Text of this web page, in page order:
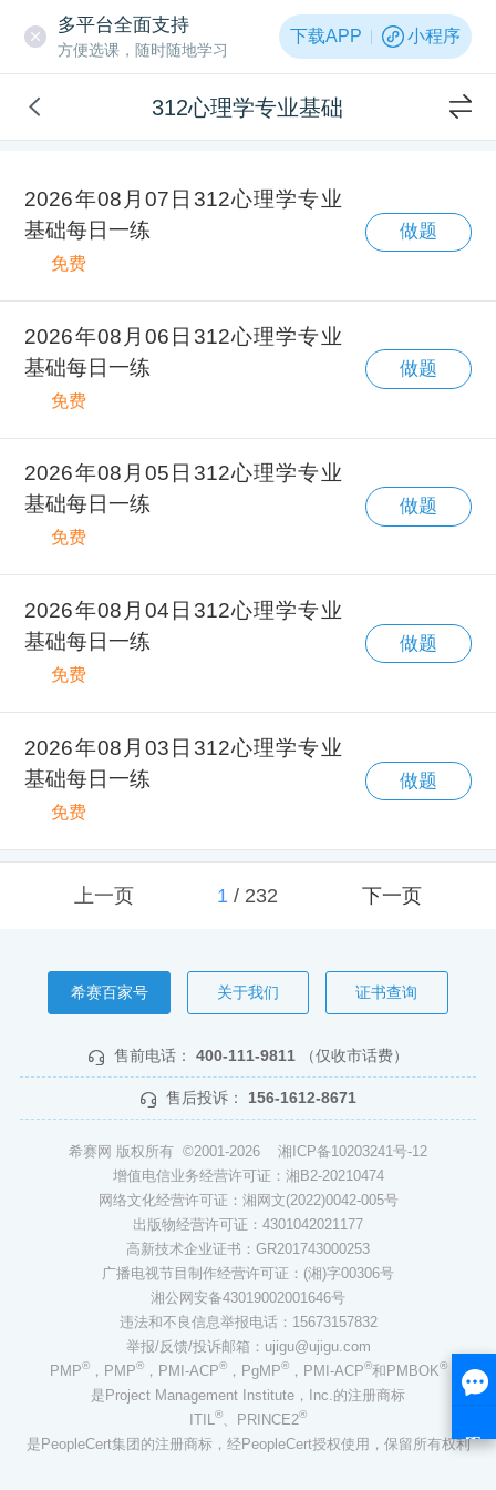
多平台全面支持
方便选课，随时随地学习
下载APP 小程序
312心理学专业基础
2026年08月07日312心理学专业
基础每日一练
免费
做题
2026年08月06日312心理学专业
基础每日一练
免费
做题
2026年08月05日312心理学专业
基础每日一练
免费
做题
2026年08月04日312心理学专业
基础每日一练
免费
做题
2026年08月03日312心理学专业
基础每日一练
免费
做题
上一页 1/ 232 下一页
希赛百家号 关于我们 证书查询
售前电话： 400-111-9811 （仅收市话费）
售后投诉： 156-1612-8671
希赛网 版权所有 ©2001-2026 湘ICP备10203241号-12
增值电信业务经营许可证：湘B2-20210474
网络文化经营许可证：湘网文(2022)0042-005号
出版物经营许可证：4301042021177
高新技术企业证书：GR201743000253
广播电视节目制作经营许可证：(湘)字00306号
湘公网安备43019002001646号
违法和不良信息举报电话：15673157832
举报/反馈/投诉邮箱：ujigu@ujigu.com
PMP®，PMP®，PMI-ACP®，PgMP®，PMI-ACP®和PMBOK®
是Project Management Institute，Inc.的注册商标
ITIL®、PRINCE2®
是PeopleCert集团的注册商标，经PeopleCert授权使用，保留所有权利